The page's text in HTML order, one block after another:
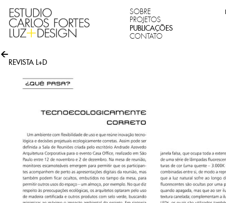
SOBRE
PROJETOS
PUBLICAÇÕES
CONTATO
REVISTA L+D